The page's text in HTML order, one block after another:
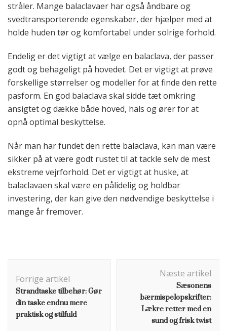
stråler. Mange balaclavaer har også åndbare og
svedtransporterende egenskaber, der hjælper med at
holde huden tør og komfortabel under solrige forhold.
Endelig er det vigtigt at vælge en balaclava, der passer
godt og behageligt på hovedet. Det er vigtigt at prøve
forskellige størrelser og modeller for at finde den rette
pasform. En god balaclava skal sidde tæt omkring
ansigtet og dække både hoved, hals og ører for at
opnå optimal beskyttelse.
Når man har fundet den rette balaclava, kan man være
sikker på at være godt rustet til at tackle selv de mest
ekstreme vejrforhold. Det er vigtigt at huske, at
balaclavaen skal være en pålidelig og holdbar
investering, der kan give den nødvendige beskyttelse i
mange år fremover.
Forrige artikel
Strandtaske tilbehør: Gør
din taske endnu mere
praktisk og stilfuld
Næste artikel
Sæsonens
bærmispelopskrifter:
Lækre retter med en
sund og frisk twist